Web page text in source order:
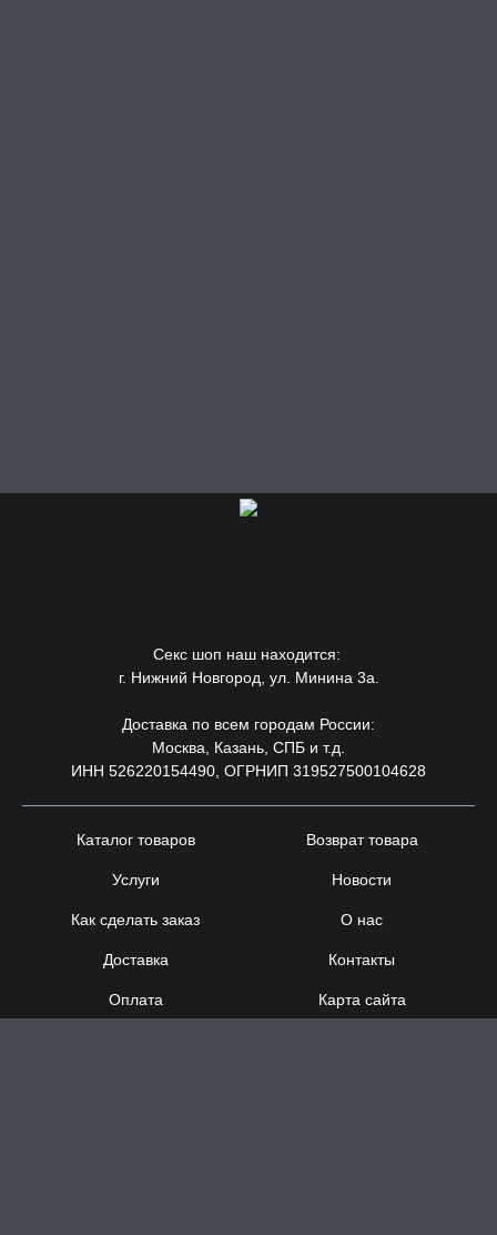
Секс шоп наш находится:
г. Нижний Новгород, ул. Минина 3а.
Доставка по всем городам России:
Москва, Казань, СПБ и т.д.
ИНН 526220154490, ОГРНИП 319527500104628
Каталог товаров
Услуги
Как сделать заказ
Доставка
Оплата
Возврат товара
Новости
О нас
Контакты
Карта сайта